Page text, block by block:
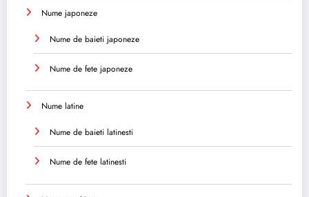
Nume japoneze
Nume de baieti japoneze
Nume de fete japoneze
Nume latine
Nume de baieti latinesti
Nume de fete latinesti